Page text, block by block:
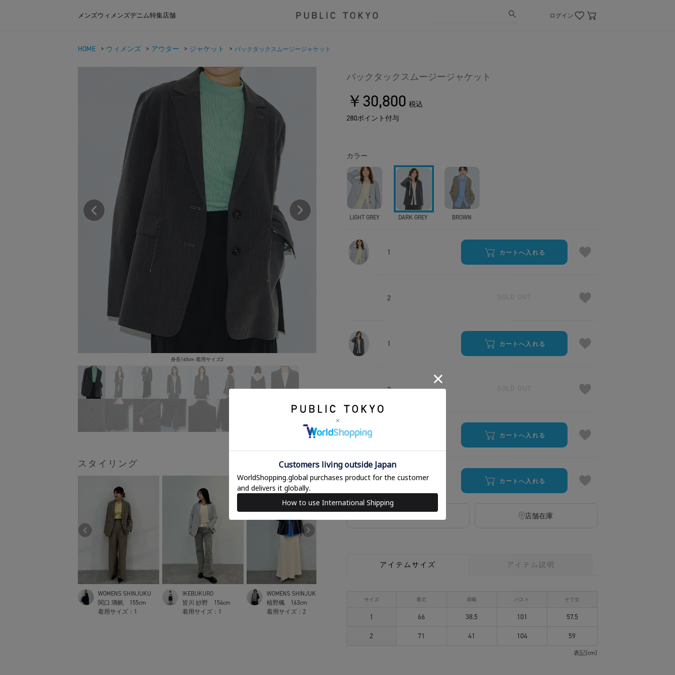
メンズウィメンズデニム特集店舗 ログイン
HOME > ウィメンズ > アウター > ジャケット > バックタックスムージージャケット
身長165cm 着用サイズ2
スタイリング
WOMENS SHINJUKU
関口 璃帆
155cm
着用サイズ： 1
IKEBUKURO
皆川 紗野
154cm
着用サイズ： 1
WOMENS SHINJUKU
植野楓
163cm
着用サイズ： 2
植野楓
163cm
156cm
皆川 紗野
154cm
バックタックスムージージャケット
￥30,800 税込
280ポイント付与
カラー
LIGHT GREY DARK GREY BROWN
1 カートへ入れる
2
1 カートへ入れる
2
カートへ入れる
2 カートへ入れる
店舗在庫
アイテムサイズ アイテム説明
サイズ 着丈 肩幅 バスト そで丈
1 66 38.5 101
57.5
2
71 41 104 59
表記(cm)